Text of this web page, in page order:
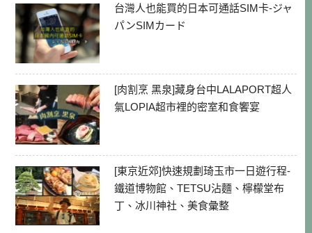
台灣人也能買的日本可通話SIM卡-ジャ
パンSIMカード
[肉割烹 黑泉]藏身台中LALAPORT超人
氣LOPIA超市裡的密室和食饗宴
[東京近郊]快速規劃琦玉市一日遊行程-
鐵道博物館、TETSU沾麵、檸檬堂布
丁、冰川神社、美食彙整